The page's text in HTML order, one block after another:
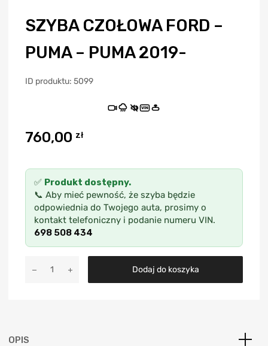
SZYBA CZOŁOWA FORD –
PUMA – PUMA 2019-
ID produktu: 5099
VIN
760,00 zł
✅ Produkt dostępny.
📞 Aby mieć pewność, że szyba będzie
odpowiednia do Twojego auta, prosimy o
kontakt telefoniczny i podanie numeru VIN.
698 508 434
Dodaj do koszyka
a
OPIS